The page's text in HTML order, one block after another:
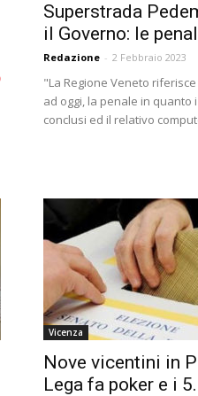
Superstrada
il Governo: le
Redazione - 2 Febbraio 2023
"La Regione Veneto
ad oggi, la penale in quanto
conclusi ed il relativo
Vicenza
Nove vicentini in
Lega fa poker e i